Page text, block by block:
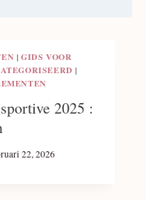
|GIDS VOOR
|
2025 :
22, 2026